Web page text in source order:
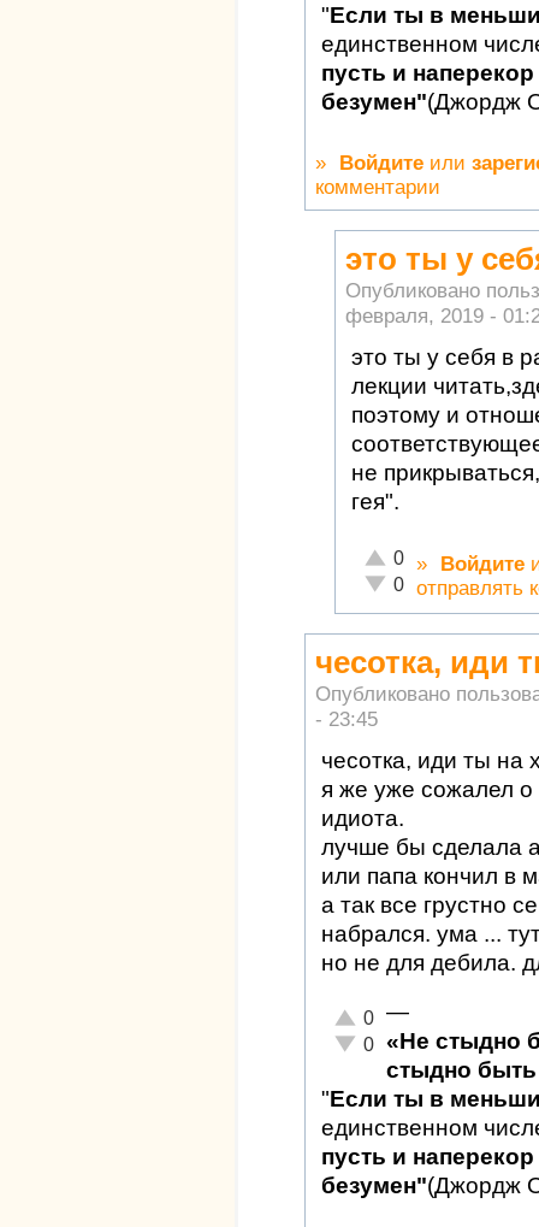
"Если ты в
единственном
пусть и
безумен"(Джордж
» Войдите или
комментарии
это ты у
Опубликовано
февраля, 2019 -
это ты у себя в
лекции
поэтому и
не
гея".
Отлично!
0
Неадекватно!
0
» Войдите
отправлять
чесотка, иди
Опубликовано
- 23:45
чесотка, иди ты на
я же уже сожалел
идиота.
лучше бы сделала
или папа кончил в
а так все грустно
набрался. ума ...
но не для дебила.
Отлично!
0
Неадекватно!
0
—
«Не стыдно
стыдно быть
"Если ты в
единственном
пусть и
безумен"(Джордж